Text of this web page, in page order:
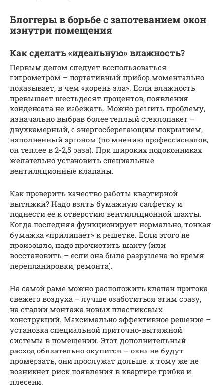
Блоггеры в борьбе с запотеванием окон
изнутри помещения
Как сделать «идеальную» влажность?
Первым делом следует воспользоваться
гигрометром – портативный прибор моментально
показывает, в чем «корень зла». Если влажность
превышает шестьдесят процентов, появления
конденсата не избежать. Можно решить проблему,
изначально выбрав более теплый стеклопакет –
двухкамерный, с энергосберегающим покрытием,
наполненный аргоном (по мнению профессионалов,
он теплее в 2-2,5 раза). При широких подоконниках
желательно установить специальные
вентиляционные клапаны.
Как проверить качество работы квартирной
вытяжки? Надо взять бумажную салфетку и
поднести ее к отверстию вентиляционной шахты.
Когда последняя функционирует нормально, тонкая
бумажка «прилипает» к решетке. Если этого не
произошло, надо прочистить шахту (или
восстановить – если она была разрушена во время
перепланировки, ремонта).
На самой раме можно расположить клапан притока
свежего воздуха – лучше озаботиться этим сразу,
на стадии монтажа новых пластиковых
конструкций. Максимально эффективное решение –
установка специальной приточно-вытяжной
системы в помещении. Этот дополнительный
расход обязательно окупится – окна не будут
промерзать, они прослужат дольше, к тому же не
возникнет риск появления в квартире грибка и
плесени.